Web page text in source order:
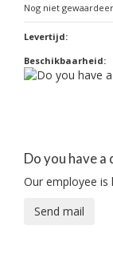
Nog niet
Levertijd:
Beschikbaarheid:
Do you have
Our employee
Send mail